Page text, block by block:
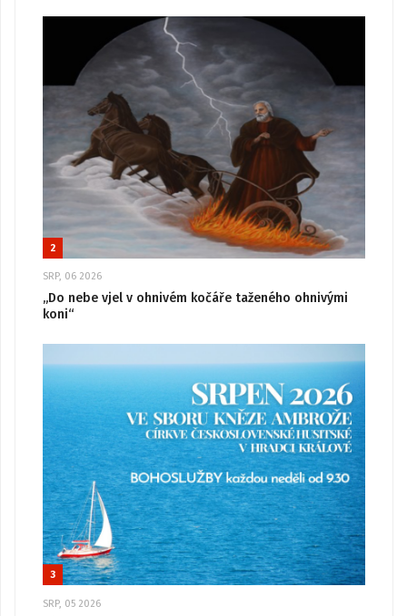
2
SRP, 06 2026
„Do nebe vjel v ohnivém kočáře taženého ohnivými
koni“
3
SRP, 05 2026